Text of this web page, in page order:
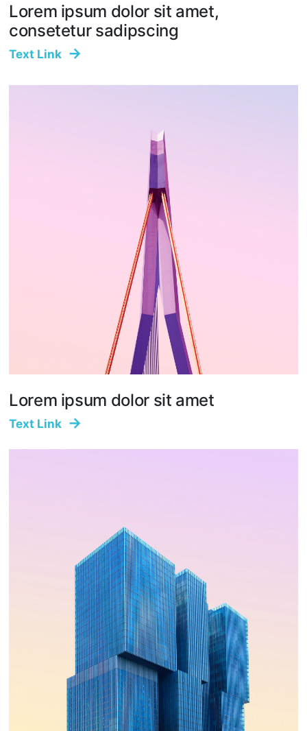
Lorem ipsum dolor sit amet,
consetetur sadipscing
Text Link
Lorem ipsum dolor sit amet
Text Link